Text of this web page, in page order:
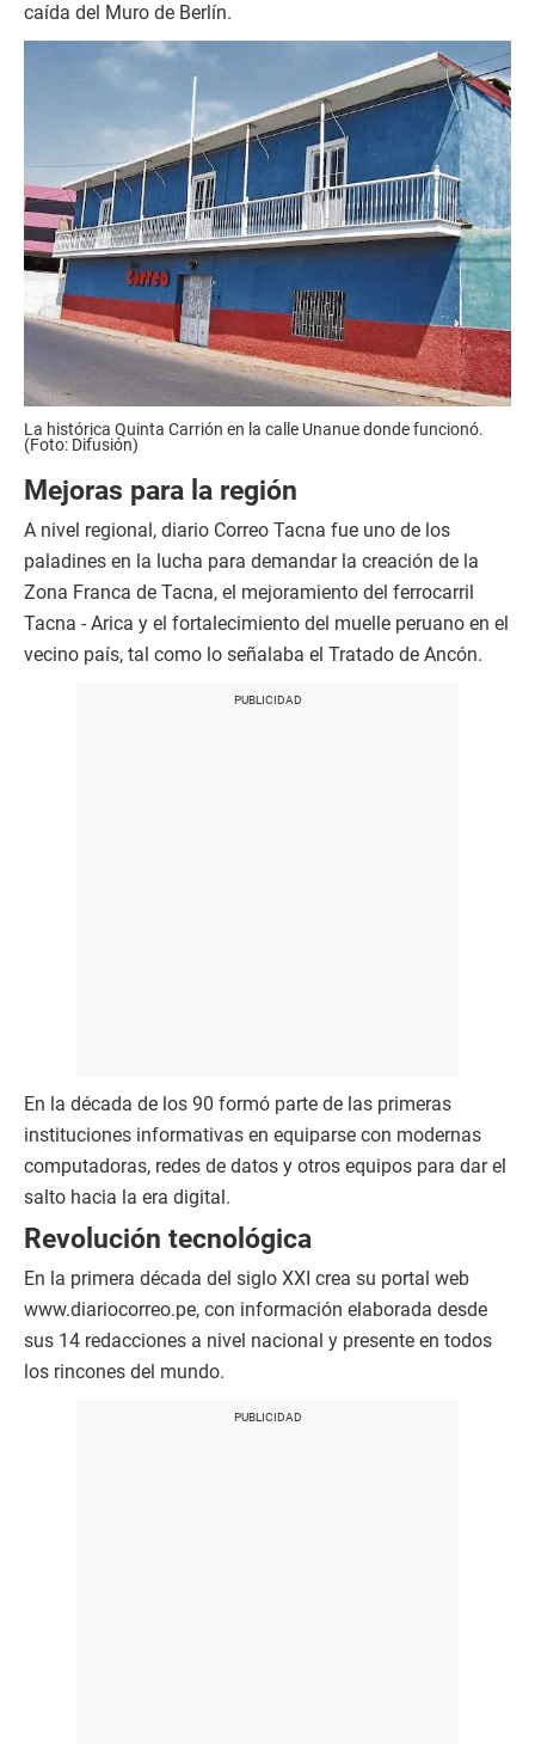
caída del Muro de Berlín.
La histórica Quinta Carrión en la calle Unanue donde funcionó.
(Foto: Difusión)
Mejoras para la región
A nivel regional, diario Correo Tacna fue uno de los
paladines en la lucha para demandar la creación de la
Zona Franca de Tacna, el mejoramiento del ferrocarril
Tacna - Arica y el fortalecimiento del muelle peruano en el
vecino país, tal como lo señalaba el Tratado de Ancón.
En la década de los 90 formó parte de las primeras
instituciones informativas en equiparse con modernas
computadoras, redes de datos y otros equipos para dar el
salto hacia la era digital.
Revolución tecnológica
En la primera década del siglo XXI crea su portal web
www.diariocorreo.pe, con información elaborada desde
sus 14 redacciones a nivel nacional y presente en todos
los rincones del mundo.